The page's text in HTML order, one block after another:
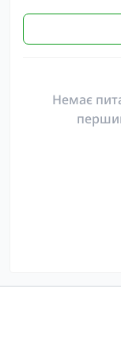
Немає